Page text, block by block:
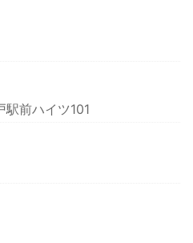
駅前ハイツ101